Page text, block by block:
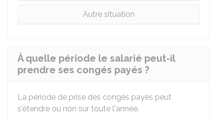
Autre situation
À quelle période le salarié peut-il
prendre ses congés payés ?
La période de prise des congés payés peut
s'étendre ou non sur toute l'année.